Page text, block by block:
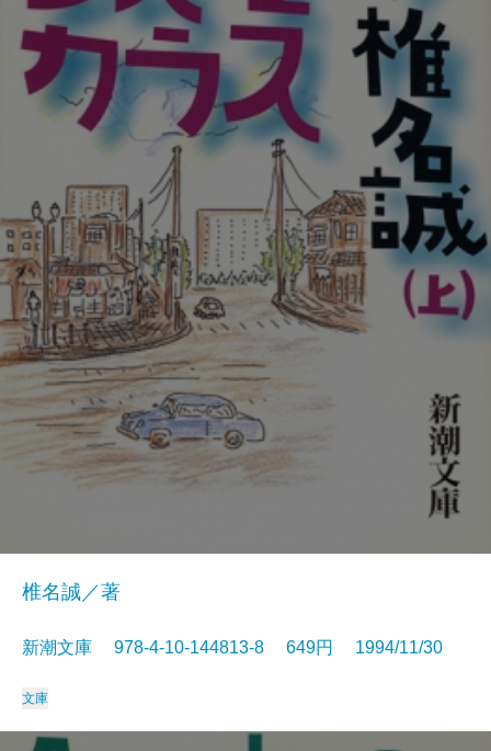
椎名誠／著
新潮文庫 978-4-10-144813-8 649円 1994/11/30
文庫